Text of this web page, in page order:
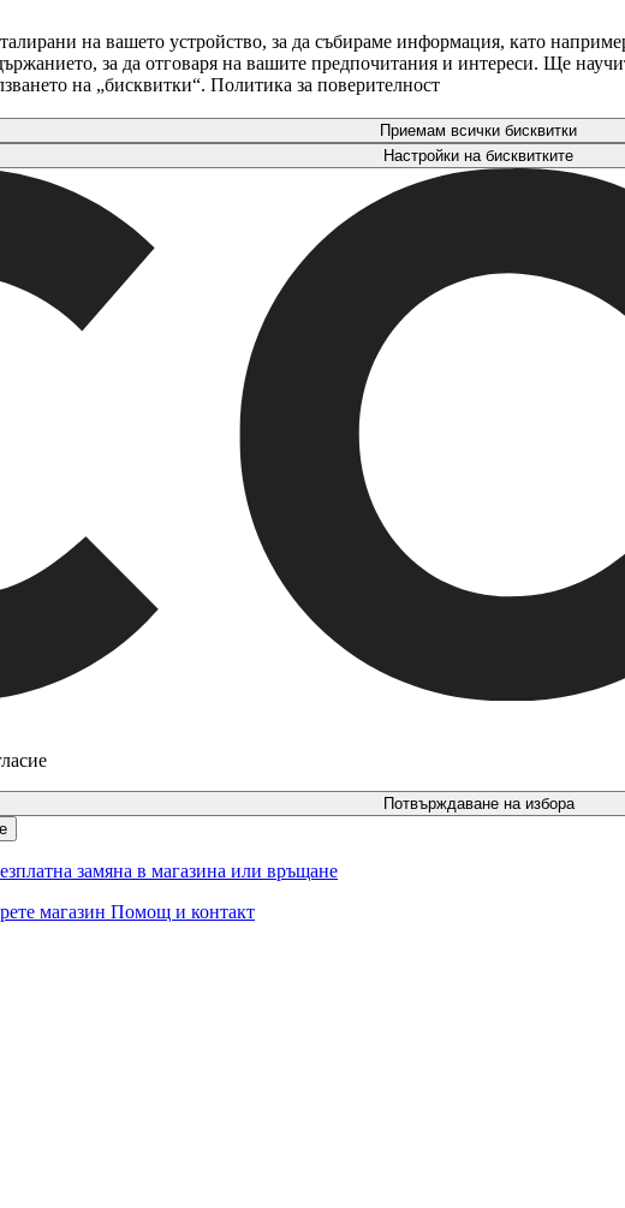
на вашето устройство, за да събираме информация, като
за да отговаря на вашите предпочитания и интереси. Ще
на „бисквитки“. Политика за поверителност
Приемам всички бисквитки
Настройки на бисквитките
Потвърждаване на избора
замяна в магазина или връщане
магазин Помощ и контакт